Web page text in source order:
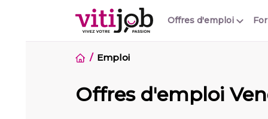
Offres d'emploi
Emploi
Offres d'emploi